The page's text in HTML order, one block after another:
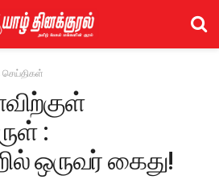
:
ஒருவர் கைது!